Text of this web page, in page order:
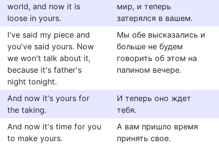
world, and now it is
loose in yours.
мир, и теперь
затерялся в вашем.
I've said my piece and
you've said yours. Now
we won't talk about it,
because it's father's
night tonight.
Мы обе высказались и
больше не будем
говорить об этом на
папином вечере.
And now it's yours for
the taking.
И теперь оно ждет
тебя.
And now it's time for you
to make yours.
А вам пришло время
принять свое.